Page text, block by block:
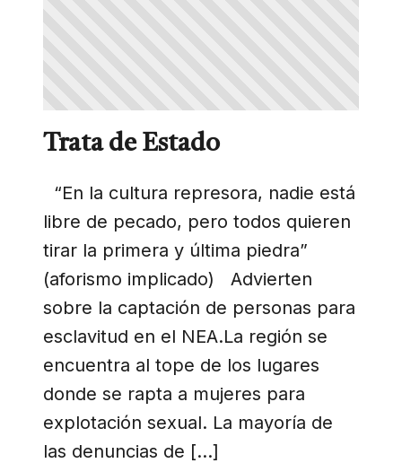
Trata de Estado
“En la cultura represora, nadie está
libre de pecado, pero todos quieren
tirar la primera y última piedra”
(aforismo implicado) Advierten
sobre la captación de personas para
esclavitud en el NEA.La región se
encuentra al tope de los lugares
donde se rapta a mujeres para
explotación sexual. La mayoría de
las denuncias de […]